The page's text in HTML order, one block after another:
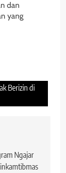
dan
yang
Berizin di
Ngajar